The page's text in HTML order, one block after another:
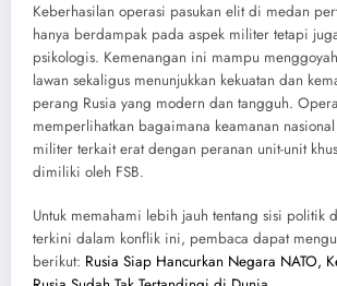
Keberhasilan operasi pasukan elit di medan
hanya berdampak pada aspek militer tetapi
psikologis. Kemenangan ini mampu
lawan sekaligus menunjukkan kekuatan dan
perang Rusia yang modern dan tangguh.
memperlihatkan bagaimana keamanan
militer terkait erat dengan peranan unit-unit
dimiliki oleh FSB.
Untuk memahami lebih jauh tentang sisi politik
terkini dalam konflik ini, pembaca dapat
berikut: Rusia Siap Hancurkan Negara NATO,